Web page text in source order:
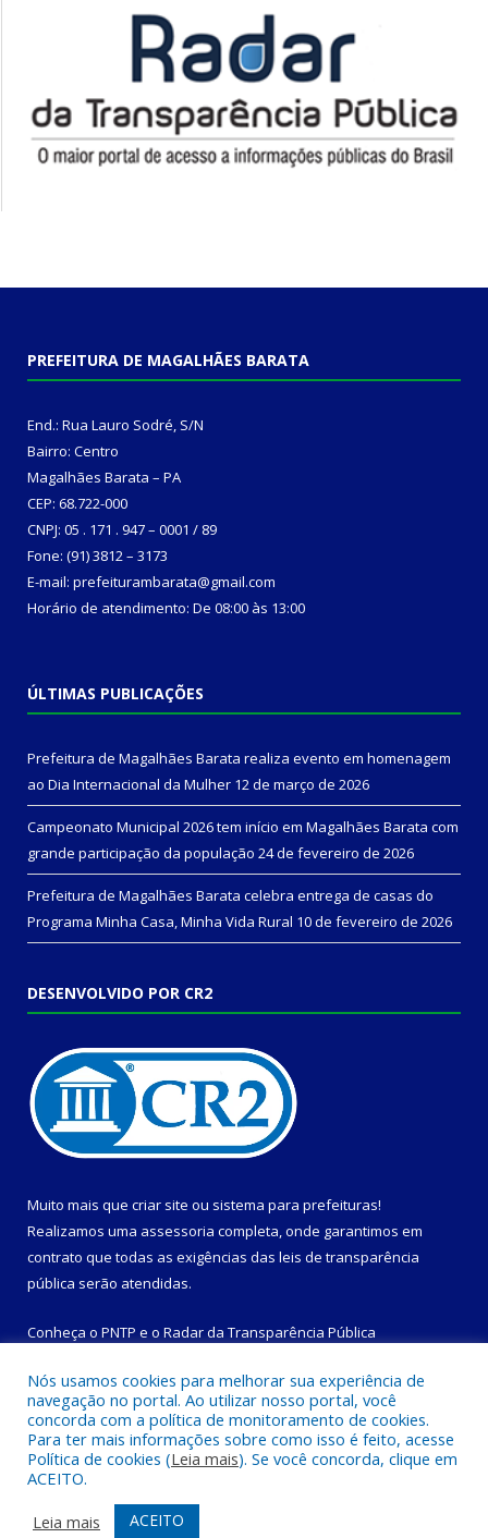
PREFEITURA DE MAGALHÃES BARATA
End.: Rua Lauro Sodré, S/N
Bairro: Centro
Magalhães Barata – PA
CEP: 68.722-000
CNPJ: 05 . 171 . 947 – 0001 / 89
Fone: (91) 3812 – 3173
E-mail: prefeiturambarata@gmail.com
Horário de atendimento: De 08:00 às 13:00
ÚLTIMAS PUBLICAÇÕES
Prefeitura de Magalhães Barata realiza evento em homenagem
ao Dia Internacional da Mulher 12 de março de 2026
Campeonato Municipal 2026 tem início em Magalhães Barata com
grande participação da população 24 de fevereiro de 2026
Prefeitura de Magalhães Barata celebra entrega de casas do
Programa Minha Casa, Minha Vida Rural 10 de fevereiro de 2026
DESENVOLVIDO POR CR2
Muito mais que criar site ou sistema para prefeituras!
Realizamos uma assessoria completa, onde garantimos em
contrato que todas as exigências das leis de transparência
pública serão atendidas.
Conheça o PNTP e o Radar da Transparência Pública
Todos os direitos reservados a Prefeitura Municipal de
Magalhães Barata.
Mapa do Site
Acessar Área Administrativa
Nós usamos cookies para melhorar sua experiência de
navegação no portal. Ao utilizar nosso portal, você
concorda com a política de monitoramento de cookies.
Para ter mais informações sobre como isso é feito, acesse
Política de cookies (Leia mais). Se você concorda, clique em
ACEITO.
Leia mais
ACEITO